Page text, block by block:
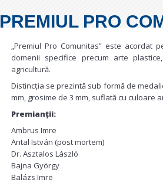
PREMIUL PRO
„Premiul Pro Comunitas” este
domenii specifice precum arte
agricultură.
Distincția se prezintă sub formă de
mm, grosime de 3 mm, suflată cu culoare
Premianții:
Ambrus Imre
Antal István (post mortem)
Dr. Asztalos László
Bajna György
Balázs Imre